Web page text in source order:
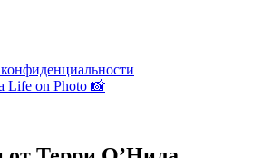
Life on Photo 📸